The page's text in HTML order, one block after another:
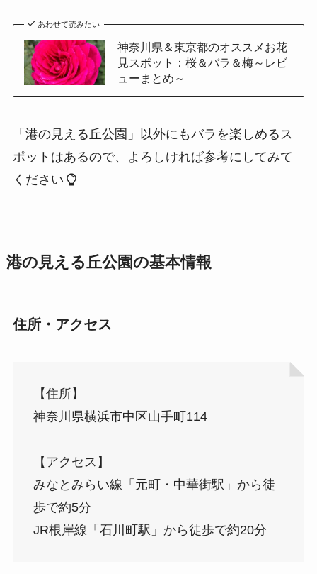
あわせて読みたい
神奈川県＆東京都のオススメお花
見スポット：桜＆バラ＆梅～レビ
ューまとめ～
「港の見える丘公園」以外にもバラを楽しめるス
ポットはあるので、よろしければ参考にしてみて
ください
港の見える丘公園の基本情報
住所・アクセス
【住所】
神奈川県横浜市中区山手町114
【アクセス】
みなとみらい線「元町・中華街駅」から徒
歩で約5分
JR根岸線「石川町駅」から徒歩で約20分